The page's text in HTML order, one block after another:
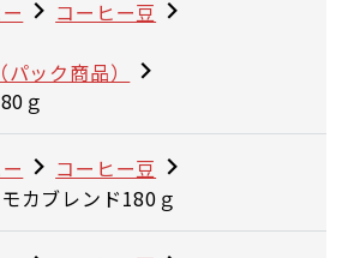
コーヒー豆
ック商品）
ｇ
コーヒー豆
モカブレンド180ｇ